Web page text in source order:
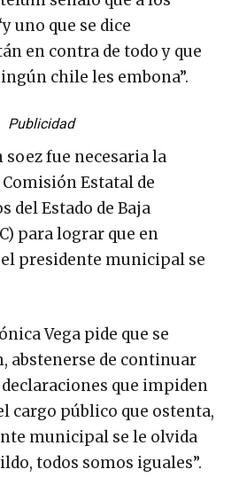
uno que se dice
en contra de todo y que
chile les embona”.
Publicidad
fue necesaria la
Estatal de
del Estado de Baja
para lograr que en
el presidente municipal se
Vega pide que se
abstenerse de continuar
que impiden
cargo público que ostenta,
municipal se le olvida
todos somos iguales”.